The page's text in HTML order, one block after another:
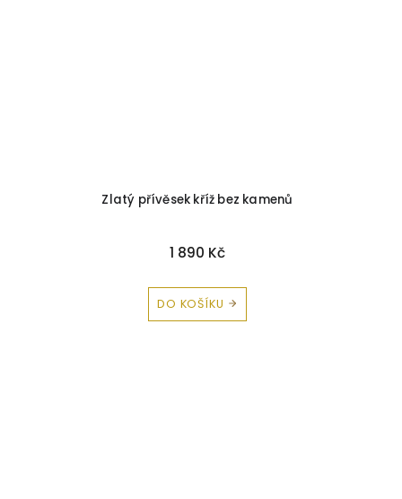
Zlatý přívěsek kříž bez kamenů
1 890 Kč
DO KOŠÍKU